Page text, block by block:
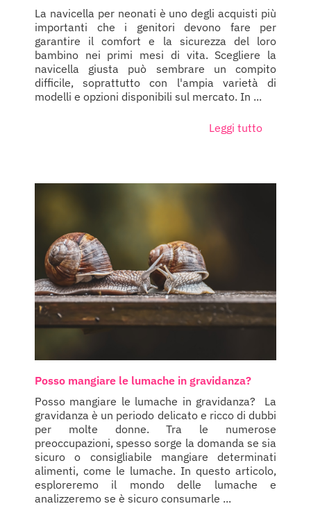
La navicella per neonati è uno degli acquisti più
importanti che i genitori devono fare per
garantire il comfort e la sicurezza del loro
bambino nei primi mesi di vita. Scegliere la
navicella giusta può sembrare un compito
difficile, soprattutto con l'ampia varietà di
modelli e opzioni disponibili sul mercato. In ...
Leggi tutto
Posso mangiare le lumache in gravidanza?
Posso mangiare le lumache in gravidanza? La
gravidanza è un periodo delicato e ricco di dubbi
per molte donne. Tra le numerose
preoccupazioni, spesso sorge la domanda se sia
sicuro o consigliabile mangiare determinati
alimenti, come le lumache. In questo articolo,
esploreremo il mondo delle lumache e
analizzeremo se è sicuro consumarle ...